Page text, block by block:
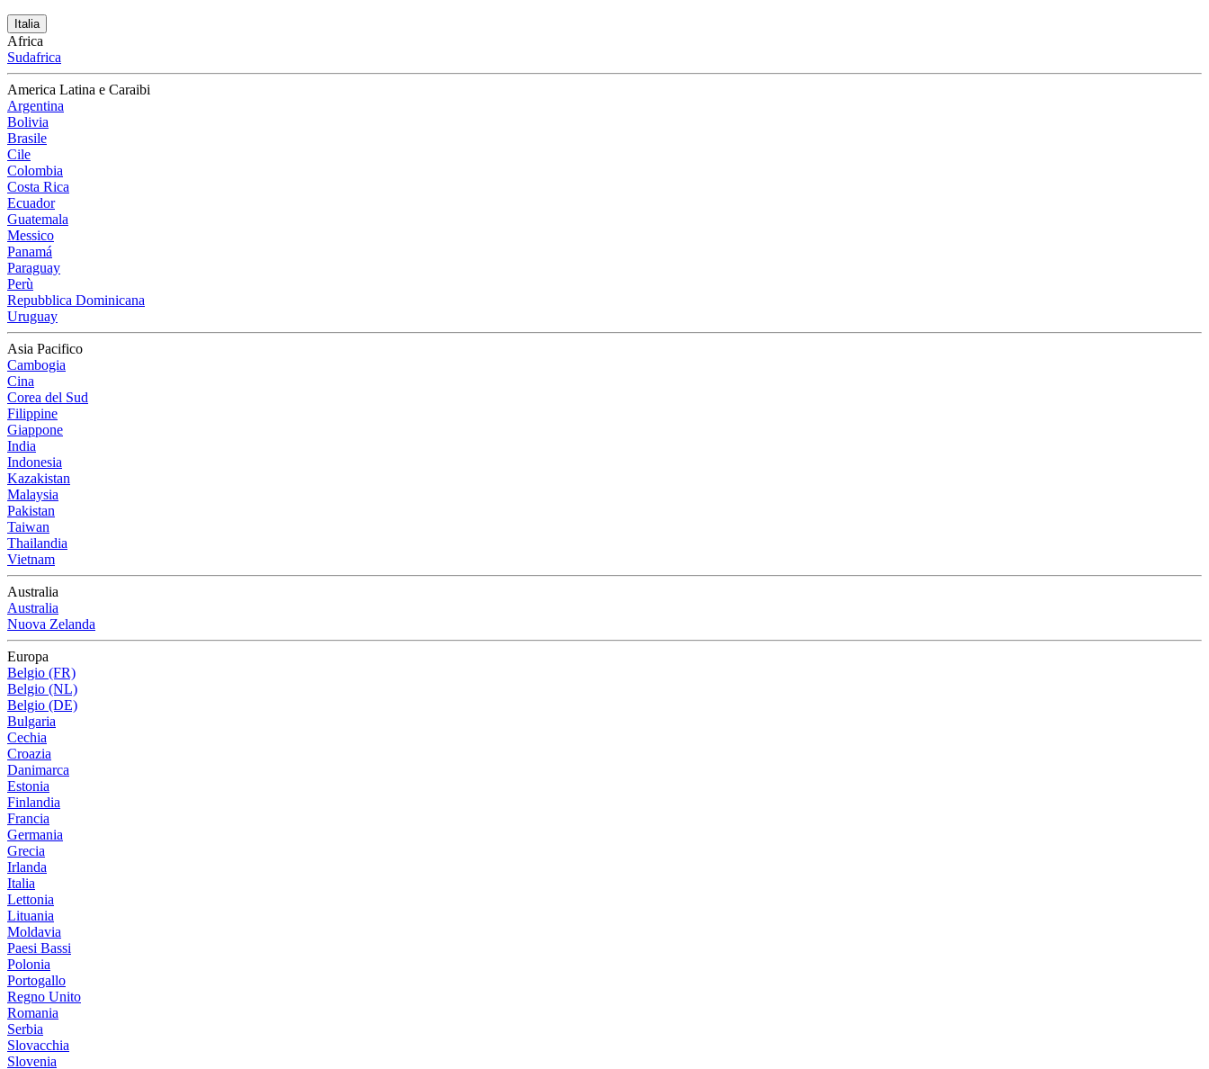
Italia
Africa
Sudafrica
America Latina e Caraibi
Argentina
Bolivia
Brasile
Cile
Colombia
Costa Rica
Ecuador
Guatemala
Messico
Panamá
Paraguay
Perù
Repubblica Dominicana
Uruguay
Asia Pacifico
Cambogia
Cina
Corea del Sud
Filippine
Giappone
India
Indonesia
Kazakistan
Malaysia
Pakistan
Taiwan
Thailandia
Vietnam
Australia
Australia
Nuova Zelanda
Europa
Belgio (FR)
Belgio (NL)
Belgio (DE)
Bulgaria
Cechia
Croazia
Danimarca
Estonia
Finlandia
Francia
Germania
Grecia
Irlanda
Italia
Lettonia
Lituania
Moldavia
Paesi Bassi
Polonia
Portogallo
Regno Unito
Romania
Serbia
Slovacchia
Slovenia